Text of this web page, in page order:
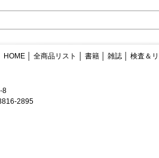
HOME 全商品リスト 書籍 雑誌 検査＆
8
2895